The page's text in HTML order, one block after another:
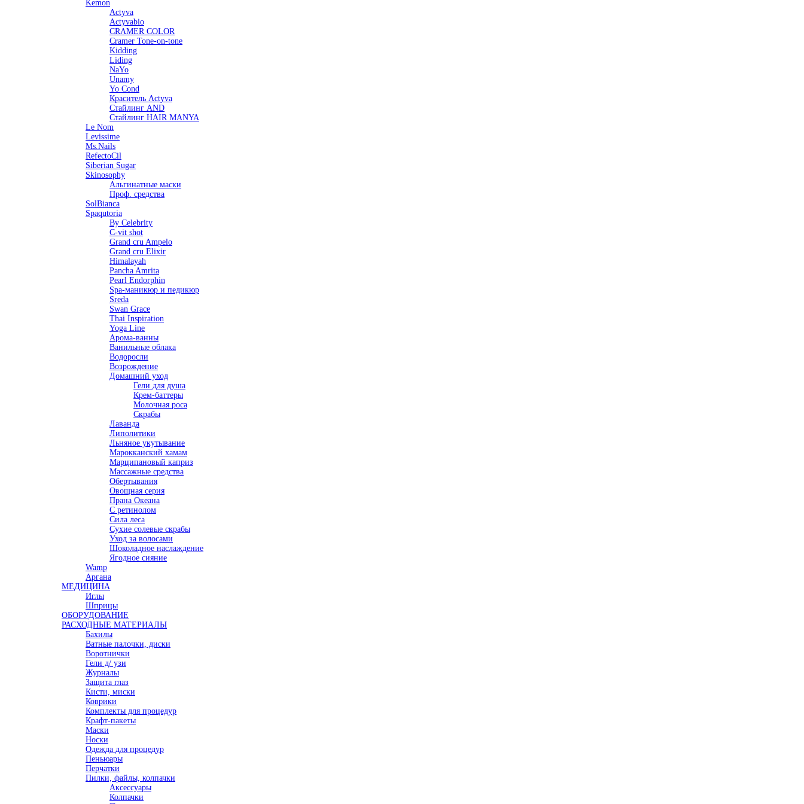
Kemon
Actyva
Actyvabio
CRAMER COLOR
Cramer Tone-on-tone
Kidding
Liding
NaYo
Unamy
Yo Cond
Краситель Actyva
Стайлинг AND
Стайлинг HAIR MANYA
Le Nom
Levissime
Ms.Nails
RefectoCil
Siberian Sugar
Skinosophy
Альгинатные маски
Проф. средства
SolBianca
Spaqutoria
By Celebrity
C-vit shot
Grand cru Ampelo
Grand сru Elixir
Himalayah
Pancha Amrita
Pearl Endorphin
Spa-маникюр и педикюр
Sreda
Swan Grace
Thai Inspiration
Yoga Line
Арома-ванны
Ванильные облака
Водоросли
Возрождение
Домашний уход
Гели для душа
Крем-баттеры
Молочная роса
Скрабы
Лаванда
Липолитики
Льняное укутывание
Марокканский хамам
Марципановый каприз
Массажные средства
Обертывания
Овощная серия
Прана Океана
С ретинолом
Сила леса
Сухие солевые скрабы
Уход за волосами
Шоколадное наслаждение
Ягодное сияние
Wamp
Аргана
МЕДИЦИНА
Иглы
Шприцы
ОБОРУДОВАНИЕ
РАСХОДНЫЕ МАТЕРИАЛЫ
Бахилы
Ватные палочки, диски
Воротнички
Гели д/ узи
Журналы
Защита глаз
Кисти, миски
Коврики
Комплекты для процедур
Крафт-пакеты
Маски
Носки
Одежда для процедур
Пеньюары
Перчатки
Пилки, файлы, колпачки
Аксессуары
Колпачки